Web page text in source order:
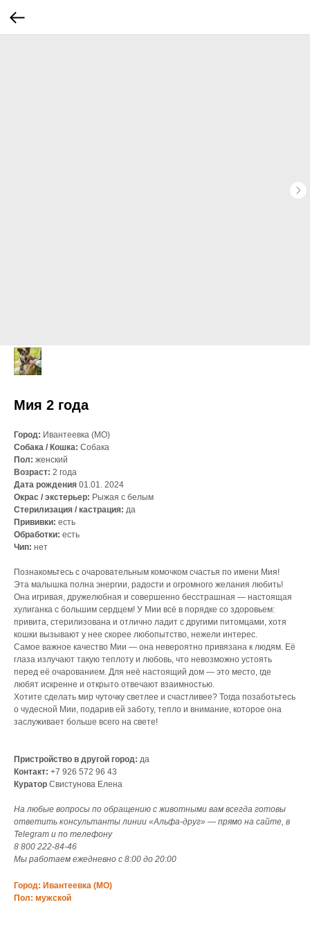
Мия 2 года
Город: Ивантеевка (МО)
Собака / Кошка: Собака
Пол: женский
Возраст: 2 года
Дата рождения 01.01. 2024
Окрас / экстерьер: Рыжая с белым
Стерилизация / кастрация: да
Прививки: есть
Обработки: есть
Чип: нет
Познакомьтесь с очаровательным комочком счастья по имени Мия!
Эта малышка полна энергии, радости и огромного желания любить!
Она игривая, дружелюбная и совершенно бесстрашная — настоящая
хулиганка с большим сердцем! У Мии всё в порядке со здоровьем:
привита, стерилизована и отлично ладит с другими питомцами, хотя
кошки вызывают у нее скорее любопытство, нежели интерес.
Самое важное качество Мии — она невероятно привязана к людям. Её
глаза излучают такую теплоту и любовь, что невозможно устоять
перед её очарованием. Для неё настоящий дом — это место, где
любят искренне и открыто отвечают взаимностью.
Хотите сделать мир чуточку светлее и счастливее? Тогда позаботьтесь
о чудесной Мии, подарив ей заботу, тепло и внимание, которое она
заслуживает больше всего на свете!
Пристройство в другой город: да
Контакт: +7 926 572 96 43
Куратор Свистунова Елена
На любые вопросы по обращению с животными вам всегда готовы
ответить консультанты линии «Альфа-друг» — прямо на сайте, в
Telegram и по телефону
8 800 222‑84‑46
Мы работаем ежедневно с 8:00 до 20:00
Город: Ивантеевка (МО)
Пол: мужской